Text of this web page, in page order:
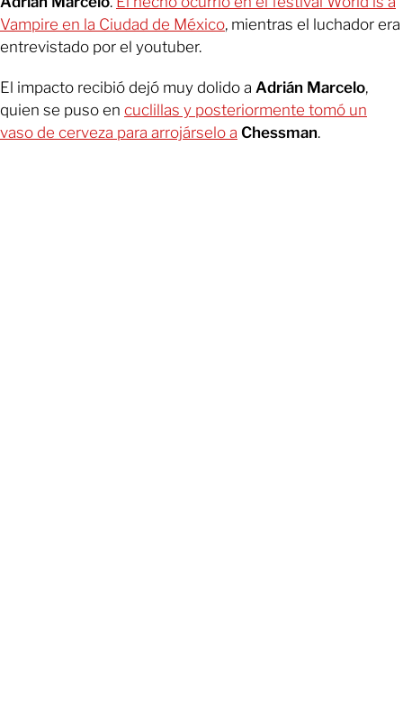
Vampire en la Ciudad de México, mientras el luchador era
entrevistado por el youtuber.
El impacto recibió dejó muy dolido a Adrián Marcelo,
quien se puso en cuclillas y posteriormente tomó un
vaso de cerveza para arrojárselo a Chessman.